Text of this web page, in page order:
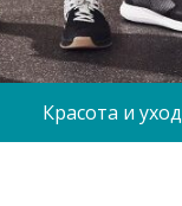
Красота и уход